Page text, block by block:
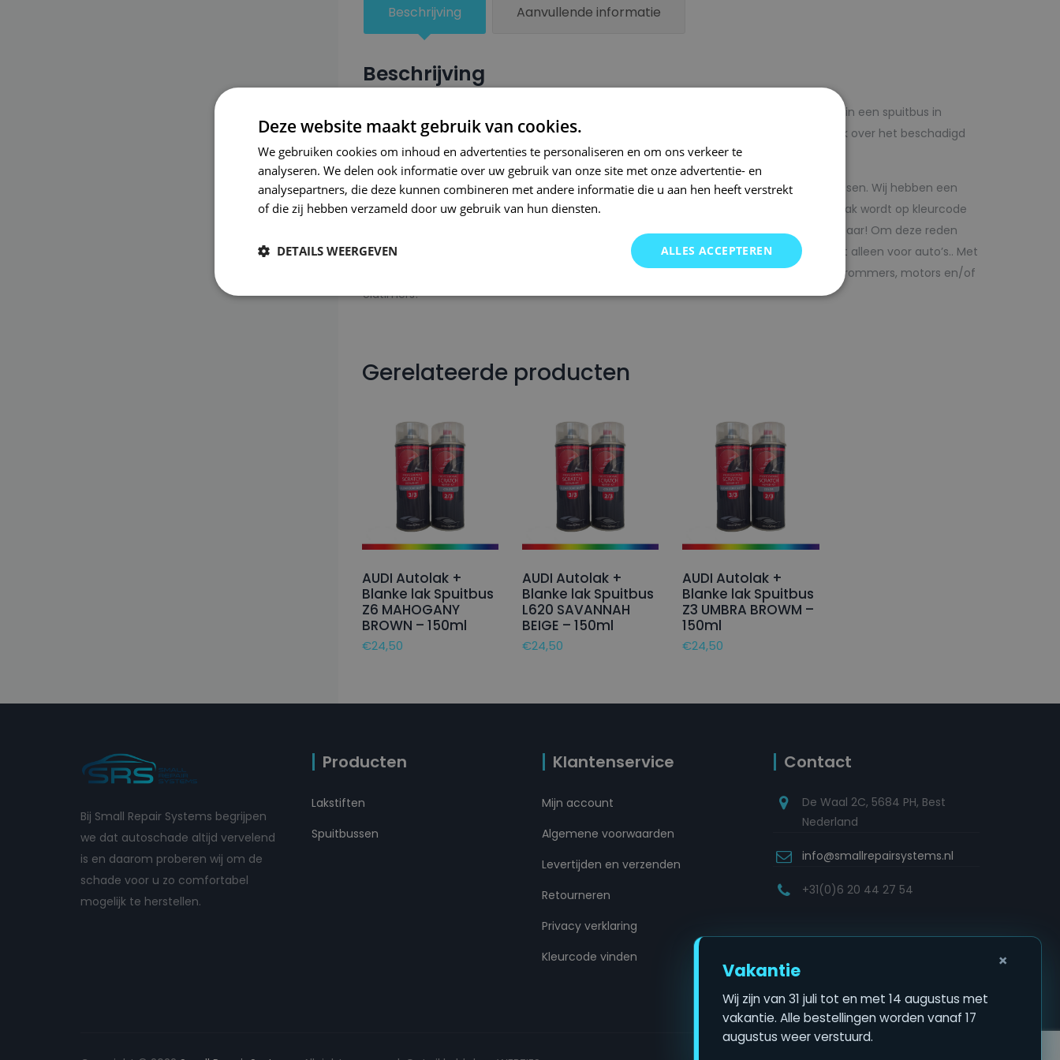
Beschrijving Aanvullende informatie
Beschrijving
Een groter beschadigd oppervlak van je auto behandel je nu zelf voordelig met autolak in een spuitbus in
combinatie met blanke lak van Small Repair Systems. U dient op voorhand de blanke lak over het beschadigd
oppervlak te spuiten zodat de kleurlak beter hecht.
Bij SRS bent u aan het juiste adres wanneer het gaat om hoge kwaliteit autolak spuitbussen. Wij hebben een
gigantisch assortiment met oneindig veel kleurencombinaties in ons arsenaal. De autolak wordt op kleurcode
of kleurnaam gemaakt en is afgevuld met professionele verf. Direct uit voorraad leverbaar! Om deze reden
garanderen wij dat u altijd de gewenste kleur voor uw auto bij SRS kunt vinden. Maar niet alleen voor auto’s.. Met
onze A-kwaliteit spuitbussen kunt u bij ons ook terecht voor bedrijfswagens, scooters, brommers, motors en/of
oldtimers!
Gerelateerde producten
AUDI Autolak +
Blanke lak Spuitbus
Z6 MAHOGANY
BROWN – 150ml
€24,50
AUDI Autolak +
Blanke lak Spuitbus
L620 SAVANNAH
BEIGE – 150ml
€24,50
AUDI Autolak +
Blanke lak Spuitbus
Z3 UMBRA BROWM –
150ml
€24,50
Bij Small Repair Systems begrijpen
we dat autoschade altijd vervelend
is en daarom proberen wij om de
schade voor u zo comfortabel
mogelijk te herstellen.
Producten
Lakstiften
Spuitbussen
Klantenservice
Mijn account
Algemene voorwaarden
Levertijden en verzenden
Retourneren
Privacy verklaring
Kleurcode vinden
Contact
De Waal 2C, 5684 PH, Best
Nederland
info@smallrepairsystems.nl
+31(0)6 20 44 27 54
×
Vakantie
Wij zijn van 31 juli tot en met 14 augustus met
vakantie. Alle bestellingen worden vanaf 17
augustus weer verstuurd.
Deze website maakt gebruik van cookies.
We gebruiken cookies om inhoud en advertenties te personaliseren en om ons verkeer te
analyseren. We delen ook informatie over uw gebruik van onze site met onze advertentie- en
analysepartners, die deze kunnen combineren met andere informatie die u aan hen heeft verstrekt
of die zij hebben verzameld door uw gebruik van hun diensten.
ALLES ACCEPTEREN
DETAILS WEERGEVEN